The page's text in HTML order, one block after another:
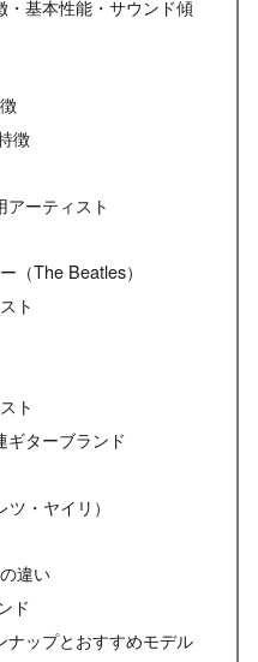
基本性能・サウンド傾
徴
ーティスト
（The Beatles）
ト
ト
ターブランド
・ヤイリ）
違い
ド
ップとおすすめモデル